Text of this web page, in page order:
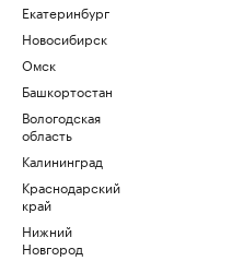
Екатеринбург
Новосибирск
Омск
Башкортостан
Вологодская
область
Калининград
Краснодарский
край
Нижний
Новгород